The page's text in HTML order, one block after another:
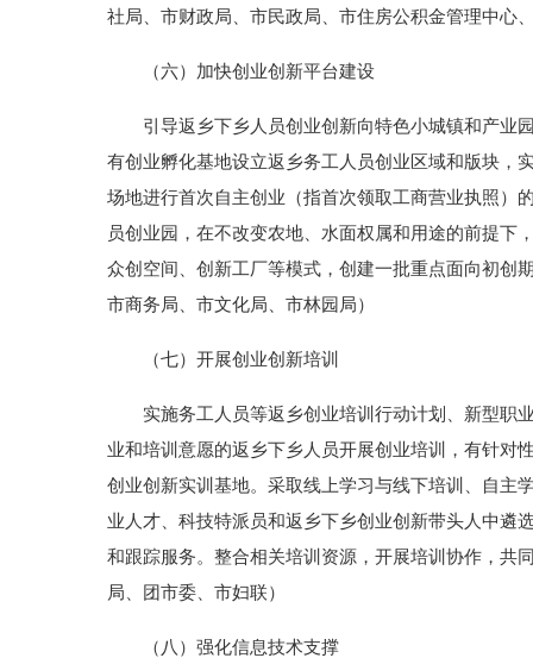
社局、市财政局、市民政局、市住房公积金管理中心
（六）加快创业创新平台建设
引导返乡下乡人员创业创新向特色小城镇和产业园
有创业孵化基地设立返乡务工人员创业区域和版块，
场地进行首次自主创业（指首次领取工商营业执照）
员创业园，在不改变农地、水面权属和用途的前提下
众创空间、创新工厂等模式，创建一批重点面向初创
市商务局、市文化局、市林园局）
（七）开展创业创新培训
实施务工人员等返乡创业培训行动计划、新型职业
业和培训意愿的返乡下乡人员开展创业培训，有针对
创业创新实训基地。采取线上学习与线下培训、自主
业人才、科技特派员和返乡下乡创业创新带头人中遴
和跟踪服务。整合相关培训资源，开展培训协作，共
局、团市委、市妇联）
（八）强化信息技术支撑